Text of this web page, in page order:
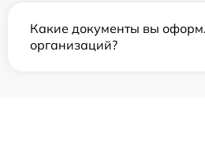
Какие документы вы
организаций?